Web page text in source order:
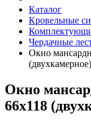
Каталог
Кровельные
Чердачные
Окно
(двухкамерное)
Окно
66x118